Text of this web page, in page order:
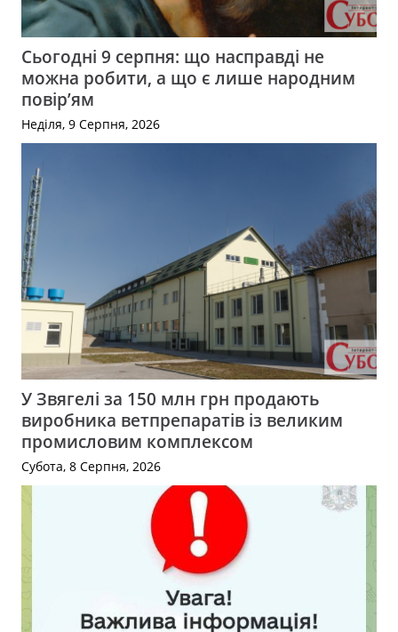
Сьогодні 9 серпня: що насправді не
можна робити, а що є лише народним
повір’ям
Неділя, 9 Серпня, 2026
У Звягелі за 150 млн грн продають
виробника ветпрепаратів із великим
промисловим комплексом
Субота, 8 Серпня, 2026